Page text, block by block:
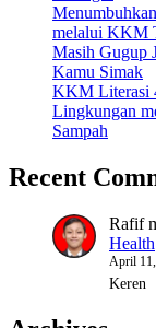
melalui KKM
Masih Gugup
Kamu Simak
KKM Literasi
Lingkungan
Sampah
Recent
Rafif
Health
April
Keren